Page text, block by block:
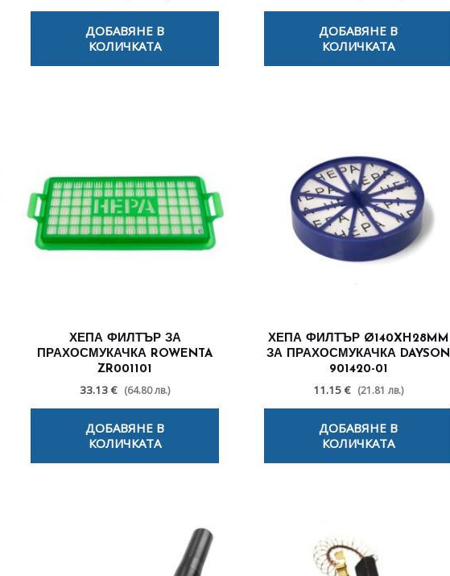
ДОБАВЯНЕ В
КОЛИЧКАТА
ДОБАВЯНЕ В
КОЛИЧКАТА
ХЕПА ФИЛТЪР ЗА
ПРАХОСМУКАЧКА ROWENTA
ZR001101
33.13 € (64.80 лв.)
ДОБАВЯНЕ В
КОЛИЧКАТА
ХЕПА ФИЛТЪР Ø140XH28MM
ЗА ПРАХОСМУКАЧКА DAYSON
901420-01
11.15 € (21.81 лв.)
ДОБАВЯНЕ В
КОЛИЧКАТА